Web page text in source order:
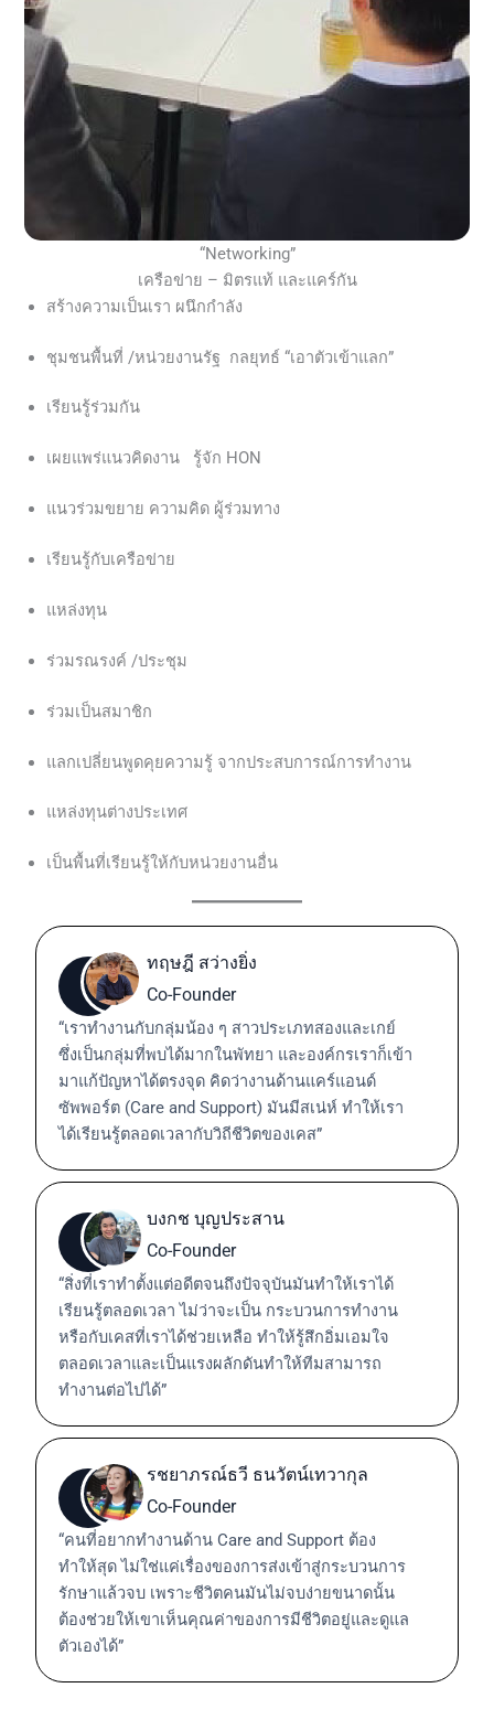
“Networking”
เครือข่าย – มิตรแท้ และแคร์กัน
สร้างความเป็นเรา ผนึกกำลัง
ชุมชนพื้นที่ /หน่วยงานรัฐ กลยุทธ์ “เอาตัวเข้าแลก”
เรียนรู้ร่วมกัน
เผยแพร่แนวคิดงาน รู้จัก HON
แนวร่วมขยาย ความคิด ผู้ร่วมทาง
เรียนรู้กับเครือข่าย
แหล่งทุน
ร่วมรณรงค์ /ประชุม
ร่วมเป็นสมาชิก
แลกเปลี่ยนพูดคุยความรู้ จากประสบการณ์การทำงาน
แหล่งทุนต่างประเทศ
เป็นพื้นที่เรียนรู้ให้กับหน่วยงานอื่น
ทฤษฎี สว่างยิ่ง
Co-Founder
“เราทำงานกับกลุ่มน้อง ๆ สาวประเภทสองและเกย์
ซึ่งเป็นกลุ่มที่พบได้มากในพัทยา และองค์กรเราก็เข้า
มาแก้ปัญหาได้ตรงจุด คิดว่างานด้านแคร์แอนด์
ซัพพอร์ต (Care and Support) มันมีสเน่ห์ ทำให้เรา
ได้เรียนรู้ตลอดเวลากับวิถีชีวิตของเคส”
บงกช บุญประสาน
Co-Founder
“สิ่งที่เราทำตั้งแต่อดีตจนถึงปัจจุบันมันทำให้เราได้
เรียนรู้ตลอดเวลา ไม่ว่าจะเป็น กระบวนการทำงาน
หรือกับเคสที่เราได้ช่วยเหลือ ทำให้รู้สึกอิ่มเอมใจ
ตลอดเวลาและเป็นแรงผลักดันทำให้ทีมสามารถ
ทำงานต่อไปได้”
รชยาภรณ์ธวี ธนวัตน์เทวากุล
Co-Founder
“คนที่อยากทำงานด้าน Care and Support ต้อง
ทำให้สุด ไม่ใช่แค่เรื่องของการส่งเข้าสู่กระบวนการ
รักษาแล้วจบ เพราะชีวิตคนมันไม่จบง่ายขนาดนั้น
ต้องช่วยให้เขาเห็นคุณค่าของการมีชีวิตอยู่และดูแล
ตัวเองได้”